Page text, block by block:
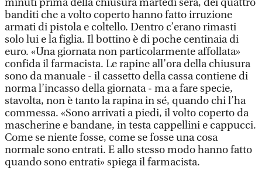
minuti prima della chiusura martedì sera, dei quattro
banditi che a volto coperto hanno fatto irruzione
armati di pistola e coltello. Dentro c’erano rimasti
solo lui e la figlia. Il bottino è di poche centinaia di
euro. «Una giornata non particolarmente affollata»
confida il farmacista. Le rapine all’ora della chiusura
sono da manuale - il cassetto della cassa contiene di
norma l’incasso della giornata - ma a fare specie,
stavolta, non è tanto la rapina in sé, quando chi l’ha
commessa. «Sono arrivati a piedi, il volto coperto da
mascherine e bandane, in testa cappellini e cappucci.
Come se niente fosse, come se fosse una cosa
normale sono entrati. E allo stesso modo hanno fatto
quando sono entrati» spiega il farmacista.